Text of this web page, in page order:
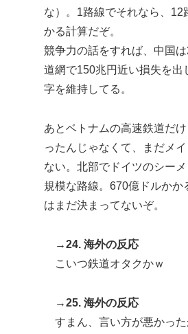
な）。1路線でそれなら、12
かる計算だぞ。
競争力の話をすれば、中国
道網で150兆円近い損失を出
字を維持してる。
あとベトナムの高速鉄道だ
ったんじゃなくて、まだメ
ない。北部でドイツのシー
規模な路線。670億ドルかか
はまだ決まってないぞ。
→24. 海外の反応
こいつ鉄道オタクかｗ
→25. 海外の反応
すまん、言い方が悪かっ